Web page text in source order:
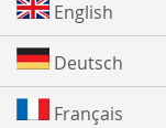
English
Deutsch
Français